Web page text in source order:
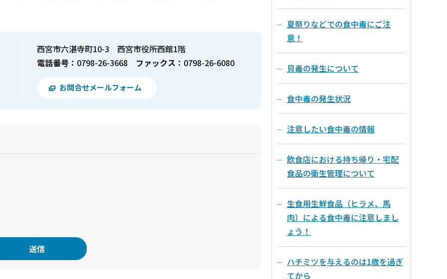
西宮市六湛寺町10-3 西宮市役所西館1階
電話番号： 0798-26-3668 ファックス： 0798-26-6080
お問合せメールフォーム
夏祭りなどでの食中毒にご注
意！
貝毒の発生について
食中毒の発生状況
注意したい食中毒の情報
飲食店における持ち帰り・宅配
食品の衛生管理について
生食用生鮮食品（ヒラメ、馬
肉）による食中毒に注意しまし
ょう！
ハチミツを与えるのは1歳を過ぎ
てから